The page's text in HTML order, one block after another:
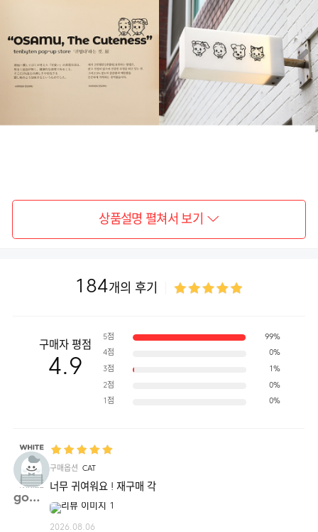
상품설명 펼쳐서 보기
184개의 후기
구매자 평점
4.9
5점 99%
4점 0%
3점 1%
2점 0%
1점 0%
gomon**
구매옵션 CAT
너무 귀여워요 ! 재구매 각
2026.08.06